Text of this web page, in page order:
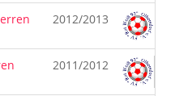
2012/2013
2011/2012